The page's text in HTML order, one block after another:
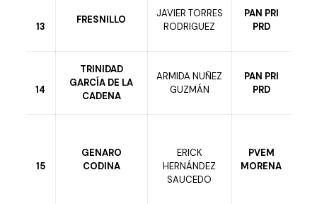
13
FRESNILLO
JAVIER TORRES
RODRIGUEZ
PAN PRI
PRD
14
TRINIDAD
GARCÍA DE LA
CADENA
ARMIDA NUÑEZ
GUZMÁN
PAN PRI
PRD
15
GENARO
CODINA
ERICK
HERNÁNDEZ
SAUCEDO
PVEM
MORENA